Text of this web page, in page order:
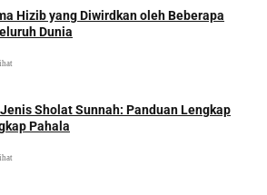
Hizib yang Diwirdkan oleh Beberapa
Dunia
Sholat Sunnah: Panduan Lengkap
Pahala